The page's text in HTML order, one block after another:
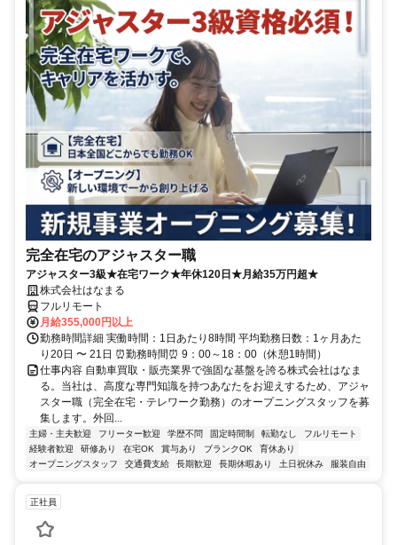
完全在宅のアジャスター職
アジャスター3級★在宅ワーク★年休120日★月給35万円超★
株式会社はなまる
フルリモート
月給355,000円以上
勤務時間詳細 実働時間：1日あたり8時間 平均勤務日数：1ヶ月あた
り20日 〜 21日 ⏰勤務時間⏰ 9：00～18：00（休憩1時間）
仕事内容 自動車買取・販売業界で強固な基盤を誇る株式会社はなま
る。当社は、高度な専門知識を持つあなたをお迎えするため、アジャ
スター職（完全在宅・テレワーク勤務）のオープニングスタッフを募
集します。外回...
主婦・主夫歓迎 フリーター歓迎 学歴不問 固定時間制 転勤なし
フルリモート
経験者歓迎
研修あり 在宅OK 賞与あり ブランクOK
育休あり
オープニングスタッフ
交通費支給 長期歓迎 長期休暇あり 土日祝休み 服装自由
正社員